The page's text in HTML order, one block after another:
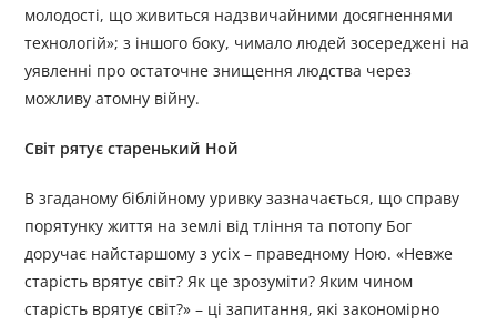
молодості, що живиться надзвичайними досягненнями
технологій»; з іншого боку, чимало людей зосереджені на
уявленні про остаточне знищення людства через
можливу атомну війну.
Світ рятує старенький Ной
В згаданому біблійному уривку зазначається, що справу
порятунку життя на землі від тління та потопу Бог
доручає найстаршому з усіх – праведному Ною. «Невже
старість врятує світ? Як це зрозуміти? Яким чином
старість врятує світ?» – ці запитання, які закономірно